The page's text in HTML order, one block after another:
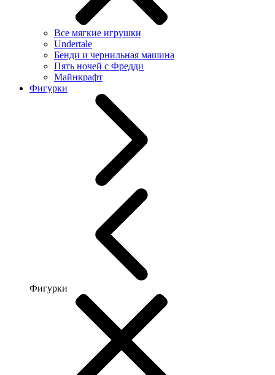
Все мягкие игрушки
Undertale
Бенди и чернильная машина
Пять ночей с Фредди
Майнкрафт
Фигурки
Фигурки